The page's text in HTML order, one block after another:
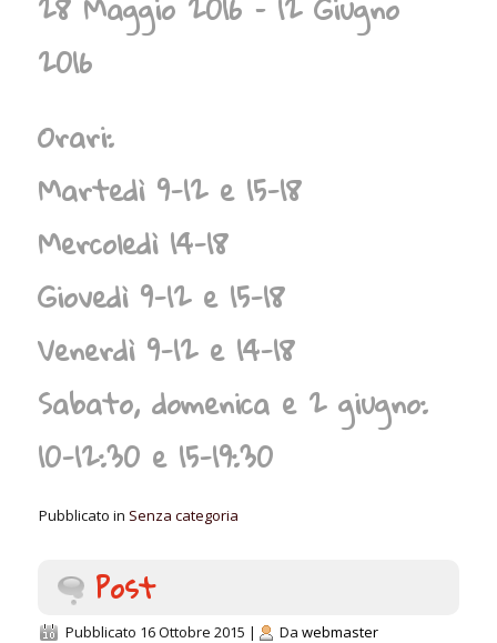
2016
Orari:
Martedì 9-12 e 15-18
Mercoledì 14-18
Giovedì 9-12 e 15-18
Venerdì 9-12 e 14-18
Sabato, domenica e 2 giugno:
10-12:30 e 15-19:30
Pubblicato in Senza categoria
Post
Pubblicato 16 Ottobre 2015 | Da webmaster